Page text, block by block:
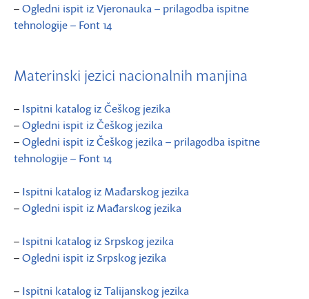
–Ogledni ispit iz Vjeronauka – prilagodba ispitne
tehnologije – Font 14
Materinski jezici nacionalnih manjina
– Ispitni katalog iz Češkog jezika
–Ogledni ispit iz Češkog jezika
–Ogledni ispit iz Češkog jezika – prilagodba ispitne
tehnologije – Font 14
– Ispitni katalog iz Mađarskog jezika
–Ogledni ispit iz Mađarskog jezika
– Ispitni katalog iz Srpskog jezika
–Ogledni ispit iz Srpskog jezika
– Ispitni katalog iz Talijanskog jezika